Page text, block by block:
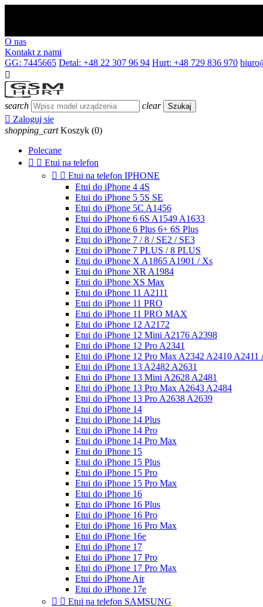
O nas
Kontakt z nami
GG: 7445665 Detal: +48 22 307 96 94 Hurt: +48 729 836 970

search clear Szukaj
 Zaloguj się
shopping_cart Koszyk (0)
Polecane
  Etui na telefon
  Etui na telefon IPHONE
Etui do iPhone 4 4S
Etui do iPhone 5 5S SE
Etui do iPhone 5C A1456
Etui do iPhone 6 6S A1549 A1633
Etui do iPhone 6 Plus 6+ 6S Plus
Etui do iPhone 7 / 8 / SE2 / SE3
Etui do iPhone 7 PLUS / 8 PLUS
Etui do iPhone X A1865 A1901 / Xs
Etui do iPhone XR A1984
Etui do iPhone XS Max
Etui do iPhone 11 A2111
Etui do iPhone 11 PRO
Etui do iPhone 11 PRO MAX
Etui do iPhone 12 A2172
Etui do iPhone 12 Mini A2176 A2398
Etui do iPhone 12 Pro A2341
Etui do iPhone 12 Pro Max A2342 A2410 A2411
Etui do iPhone 13 A2482 A2631
Etui do iPhone 13 Mini A2628 A2481
Etui do iPhone 13 Pro Max A2643 A2484
Etui do iPhone 13 Pro A2638 A2639
Etui do iPhone 14
Etui do iPhone 14 Plus
Etui do iPhone 14 Pro
Etui do iPhone 14 Pro Max
Etui do iPhone 15
Etui do iPhone 15 Plus
Etui do iPhone 15 Pro
Etui do iPhone 15 Pro Max
Etui do iPhone 16
Etui do iPhone 16 Plus
Etui do iPhone 16 Pro
Etui do iPhone 16 Pro Max
Etui do iPhone 16e
Etui do iPhone 17
Etui do iPhone 17 Pro
Etui do iPhone 17 Pro Max
Etui do iPhone Air
Etui do iPhone 17e
  Etui na telefon SAMSUNG